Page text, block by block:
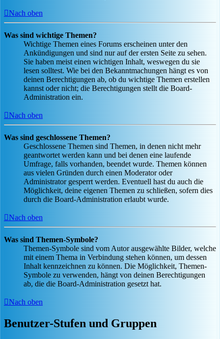
Nach oben
Was sind wichtige Themen?
Wichtige Themen eines Forums erscheinen unter den
Ankündigungen und sind nur auf der ersten Seite zu sehen.
Sie haben meist einen wichtigen Inhalt, weswegen du sie
lesen solltest. Wie bei den Bekanntmachungen hängt es von
deinen Berechtigungen ab, ob du wichtige Themen erstellen
kannst oder nicht; die Berechtigungen stellt die Board-
Administration ein.
Nach oben
Was sind geschlossene Themen?
Geschlossene Themen sind Themen, in denen nicht mehr
geantwortet werden kann und bei denen eine laufende
Umfrage, falls vorhanden, beendet wurde. Themen können
aus vielen Gründen durch einen Moderator oder
Administrator gesperrt werden. Eventuell hast du auch die
Möglichkeit, deine eigenen Themen zu schließen, sofern dies
durch die Board-Administration erlaubt wurde.
Nach oben
Was sind Themen-Symbole?
Themen-Symbole sind vom Autor ausgewählte Bilder, welche
mit einem Thema in Verbindung stehen können, um dessen
Inhalt kennzeichnen zu können. Die Möglichkeit, Themen-
Symbole zu verwenden, hängt von deinen Berechtigungen
ab, die die Board-Administration gesetzt hat.
Nach oben
Benutzer-Stufen und Gruppen